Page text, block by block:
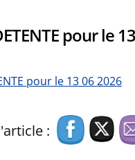
pour le
pour le 13 06 2026
: